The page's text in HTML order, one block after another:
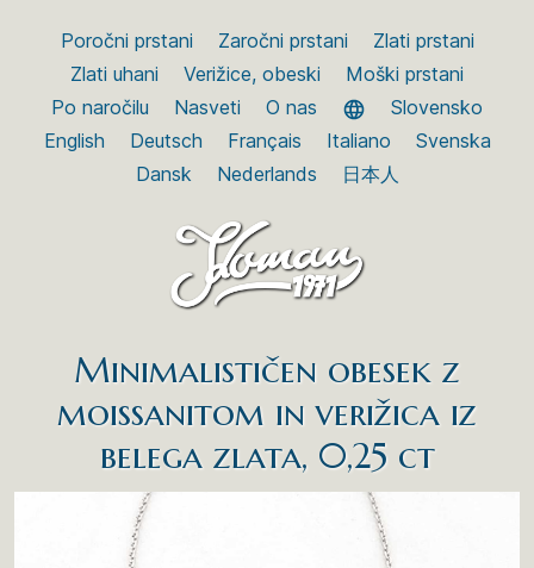
Poročni prstani Zaročni prstani
Zlati prstani
Zlati uhani
Verižice, obeski
Moški prstani
Po naročilu
Nasveti O nas
Slovensko
English
Deutsch Français Italiano
Svenska
Dansk
Nederlands 日本人
Minimalističen obesek z
moissanitom in verižica iz
belega zlata, 0,25 ct